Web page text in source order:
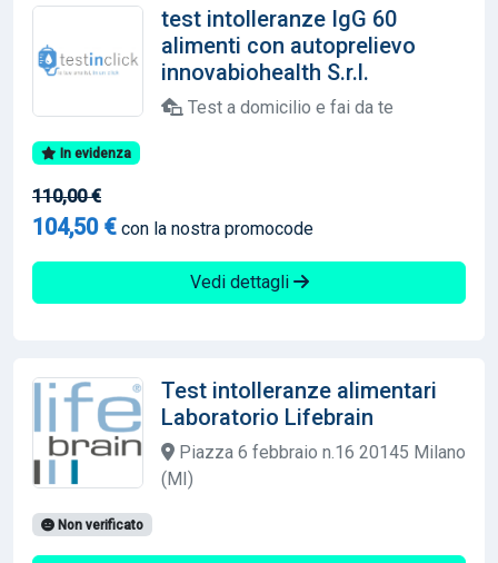
test intolleranze IgG 60
alimenti con autoprelievo
innovabiohealth S.r.l.
Test a domicilio e fai da te
In evidenza
110,00 €
104,50 € con la nostra promocode
Vedi dettagli
Test intolleranze alimentari
Laboratorio Lifebrain
Piazza 6 febbraio n.16 20145 Milano
(MI)
Non verificato